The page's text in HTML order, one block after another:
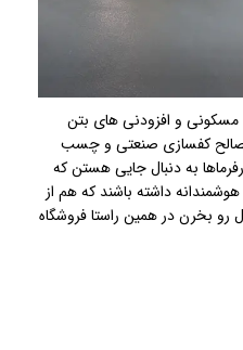
و افزودنی های بتن
کفسازی صنعتی و چسب
به دنبال جایی هستن که
داشته باشند که هم از
بخرن در همین راستا فروشگاه